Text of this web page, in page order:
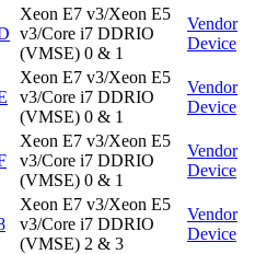
Xeon E7 v3/Xeon E5
v3/Core i7 DDRIO
(VMSE) 0 & 1
Vendor
Device
Xeon E7 v3/Xeon E5
v3/Core i7 DDRIO
(VMSE) 0 & 1
Vendor
Device
Xeon E7 v3/Xeon E5
v3/Core i7 DDRIO
(VMSE) 0 & 1
Vendor
Device
Xeon E7 v3/Xeon E5
v3/Core i7 DDRIO
(VMSE) 2 & 3
Vendor
Device